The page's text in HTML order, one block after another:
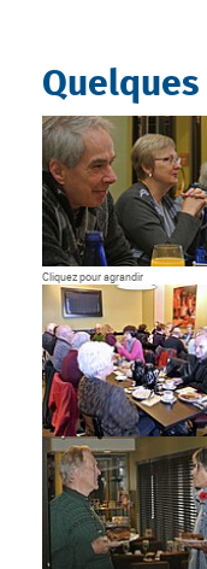
Show larger version
Cliquez pour agrandir
Show larger
Show larger